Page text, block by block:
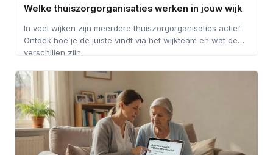
Welke thuiszorgorganisaties werken in jouw wijk
In veel wijken zijn meerdere thuiszorgorganisaties actief.
Ontdek hoe je de juiste vindt via het wijkteam en wat de
verschillen zijn.